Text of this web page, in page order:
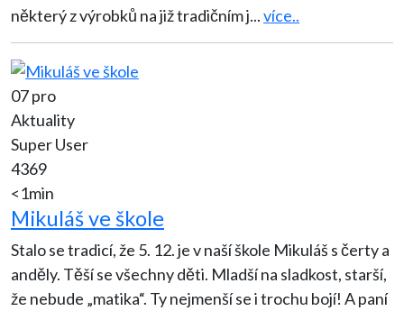
některý z výrobků na již tradičním j...více..
07 pro
Aktuality
Super User
4369
<1min
Mikuláš ve škole
Stalo se tradicí, že 5. 12. je v naší škole Mikuláš s čerty a
anděly. Těší se všechny děti. Mladší na sladkost, starší,
že nebude „matika“. Ty nejmenší se i trochu bojí! A paní